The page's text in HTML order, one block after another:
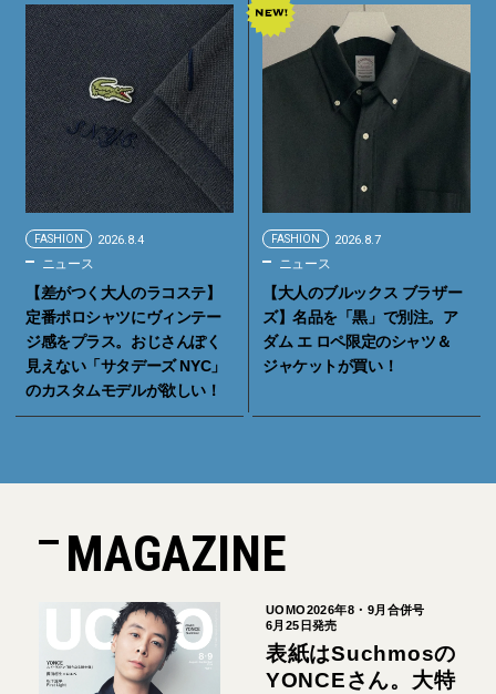
FASHION 2026.8.4
ニュース
【差がつく大人のラコステ】
定番ポロシャツにヴィンテー
ジ感をプラス。おじさんぽく
見えない「サタデーズ NYC」
のカスタムモデルが欲しい！
FASHION 2026.8.7
ニュース
【大人のブルックス ブラザー
ズ】名品を「黒」で別注。ア
ダム エ ロペ限定のシャツ＆
ジャケットが買い！
MAGAZINE
UOMO2026年8・9月合併号
6月25日発売
表紙はSuchmosの
YONCEさん。大特